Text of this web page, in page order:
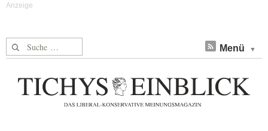
Suche nach: Menü